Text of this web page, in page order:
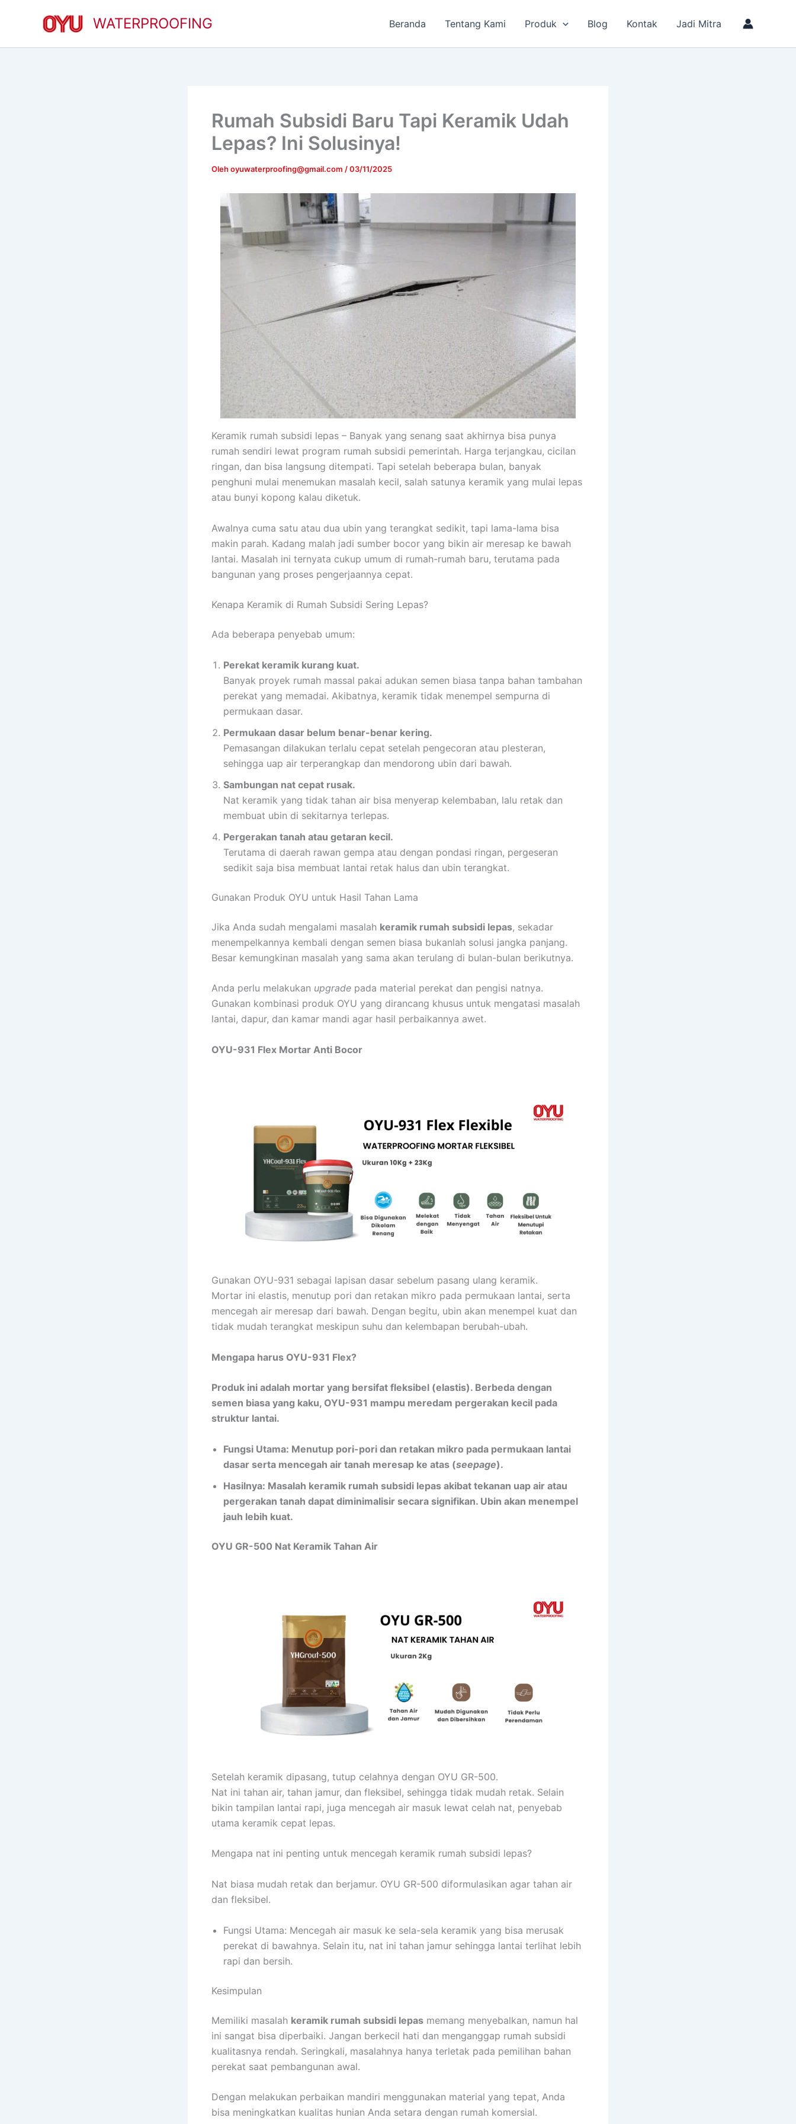
WATERPROOFING Beranda Tentang Kami Produk Blog Kontak Jadi Mitra
Rumah Subsidi Baru Tapi Keramik Udah
Lepas? Ini Solusinya!
Olehoyuwaterproofing@gmail.com /03/11/2025
Keramik rumah subsidi lepas – Banyak yang senang saat akhirnya bisa punya
rumah sendiri lewat program rumah subsidi pemerintah. Harga terjangkau, cicilan
ringan, dan bisa langsung ditempati. Tapi setelah beberapa bulan, banyak
penghuni mulai menemukan masalah kecil, salah satunya keramik yang mulai lepas
atau bunyi kopong kalau diketuk.
Awalnya cuma satu atau dua ubin yang terangkat sedikit, tapi lama-lama bisa
makin parah. Kadang malah jadi sumber bocor yang bikin air meresap ke bawah
lantai. Masalah ini ternyata cukup umum di rumah-rumah baru, terutama pada
bangunan yang proses pengerjaannya cepat.
Kenapa Keramik di Rumah Subsidi Sering Lepas?
Ada beberapa penyebab umum:
Perekat keramik kurang kuat.
Banyak proyek rumah massal pakai adukan semen biasa tanpa bahan tambahan
perekat yang memadai. Akibatnya, keramik tidak menempel sempurna di
permukaan dasar.
Permukaan dasar belum benar-benar kering.
Pemasangan dilakukan terlalu cepat setelah pengecoran atau plesteran,
sehingga uap air terperangkap dan mendorong ubin dari bawah.
Sambungan nat cepat rusak.
Nat keramik yang tidak tahan air bisa menyerap kelembaban, lalu retak dan
membuat ubin di sekitarnya terlepas.
Pergerakan tanah atau getaran kecil.
Terutama di daerah rawan gempa atau dengan pondasi ringan, pergeseran
sedikit saja bisa membuat lantai retak halus dan ubin terangkat.
Gunakan Produk OYU untuk Hasil Tahan Lama
Jika Anda sudah mengalami masalah keramik rumah subsidi lepas, sekadar
menempelkannya kembali dengan semen biasa bukanlah solusi jangka panjang.
Besar kemungkinan masalah yang sama akan terulang di bulan-bulan berikutnya.
Anda perlu melakukan upgrade pada material perekat dan pengisi natnya.
Gunakan kombinasi produk OYU yang dirancang khusus untuk mengatasi masalah
lantai, dapur, dan kamar mandi agar hasil perbaikannya awet.
OYU-931 Flex Mortar Anti Bocor
Gunakan OYU-931 sebagai lapisan dasar sebelum pasang ulang keramik.
Mortar ini elastis, menutup pori dan retakan mikro pada permukaan lantai, serta
mencegah air meresap dari bawah. Dengan begitu, ubin akan menempel kuat dan
tidak mudah terangkat meskipun suhu dan kelembapan berubah-ubah.
Mengapa harus OYU-931 Flex?
Produk ini adalah mortar yang bersifat fleksibel (elastis). Berbeda dengan
semen biasa yang kaku, OYU-931 mampu meredam pergerakan kecil pada
struktur lantai.
Fungsi Utama: Menutup pori-pori dan retakan mikro pada permukaan lantai
dasar serta mencegah air tanah meresap ke atas (seepage).
Hasilnya: Masalah keramik rumah subsidi lepas akibat tekanan uap air atau
pergerakan tanah dapat diminimalisir secara signifikan. Ubin akan menempel
jauh lebih kuat.
OYU GR-500 Nat Keramik Tahan Air
Setelah keramik dipasang, tutup celahnya dengan OYU GR-500.
Nat ini tahan air, tahan jamur, dan fleksibel, sehingga tidak mudah retak. Selain
bikin tampilan lantai rapi, juga mencegah air masuk lewat celah nat, penyebab
utama keramik cepat lepas.
Mengapa nat ini penting untuk mencegah keramik rumah subsidi lepas?
Nat biasa mudah retak dan berjamur. OYU GR-500 diformulasikan agar tahan air
dan fleksibel.
Fungsi Utama: Mencegah air masuk ke sela-sela keramik yang bisa merusak
perekat di bawahnya. Selain itu, nat ini tahan jamur sehingga lantai terlihat lebih
rapi dan bersih.
Kesimpulan
Memiliki masalah keramik rumah subsidi lepas memang menyebalkan, namun hal
ini sangat bisa diperbaiki. Jangan berkecil hati dan menganggap rumah subsidi
kualitasnya rendah. Seringkali, masalahnya hanya terletak pada pemilihan bahan
perekat saat pembangunan awal.
Dengan melakukan perbaikan mandiri menggunakan material yang tepat, Anda
bisa meningkatkan kualitas hunian Anda setara dengan rumah komersial.